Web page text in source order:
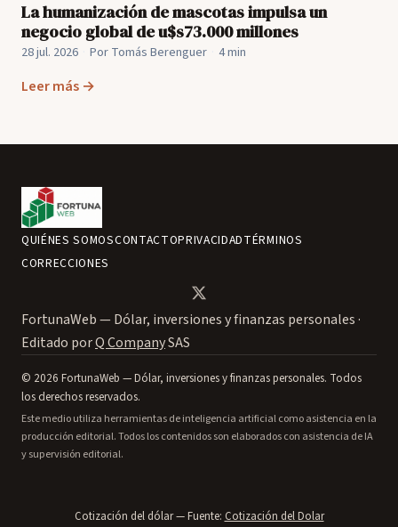
La humanización de mascotas impulsa un
negocio global de u$s73.000 millones
28 jul. 2026 Por Tomás Berenguer 4 min
Leer más →
QUIÉNES SOMOSCONTACTOPRIVACIDADTÉRMINOS
CORRECCIONES
FortunaWeb — Dólar, inversiones y finanzas personales ·
Editado porQ CompanySAS
© 2026 FortunaWeb — Dólar, inversiones y finanzas personales. Todos
los derechos reservados.
Este medio utiliza herramientas de inteligencia artificial como asistencia en la
producción editorial. Todos los contenidos son elaborados con asistencia de IA
y supervisión editorial.
Cotización del dólar — Fuente: Cotización del Dolar